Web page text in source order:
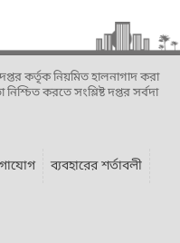
কর্তৃক নিয়মিত হালনাগাদ করা
করতে সংশ্লিষ্ট দপ্তর সর্বদা
ব্যবহারের শর্তাবলী